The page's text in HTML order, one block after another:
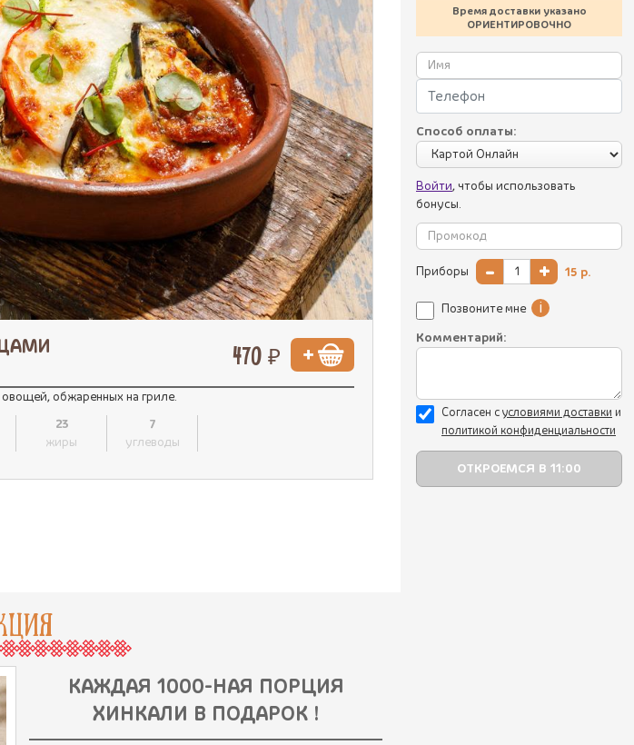
470 ₽
обжаренных на гриле.
23
жиры
7
углеводы
КАЖДАЯ 1000-НАЯ ПОРЦИЯ
ХИНКАЛИ В ПОДАРОК !
Время доставки указано
ОРИЕНТИРОВОЧНО
Способ оплаты:
Войти, чтобы использовать
бонусы.
Приборы - + 15 р.
Позвоните мне i
Комментарий:
Согласен суcловиями доставки и
политикой конфиденциальности